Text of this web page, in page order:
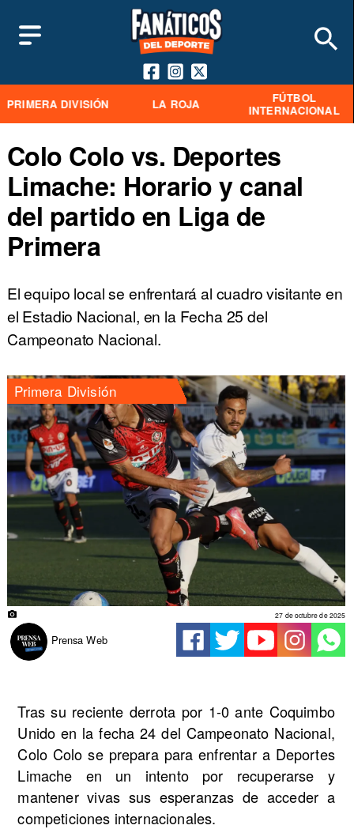
PRIMERA DIVISIÓN LA ROJA
FÚTBOL
INTERNACIONAL
Colo Colo vs. Deportes
Limache: Horario y canal
del partido en Liga de
Primera
El equipo local se enfrentará al cuadro visitante en
el Estadio Nacional, en la Fecha 25 del
Campeonato Nacional.
Primera División
Prensa Web
27 de octubre de 2025
Tras su reciente derrota por 1-0 ante Coquimbo
Unido en la fecha 24 del Campeonato Nacional,
Colo Colo se prepara para enfrentar a Deportes
Limache en un intento por recuperarse y
mantener vivas sus esperanzas de acceder a
competiciones internacionales.